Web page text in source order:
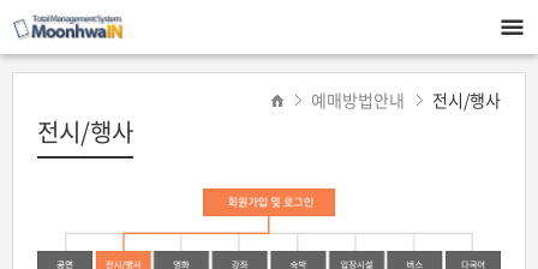
예매방법안내 전시/행사
전시/행사